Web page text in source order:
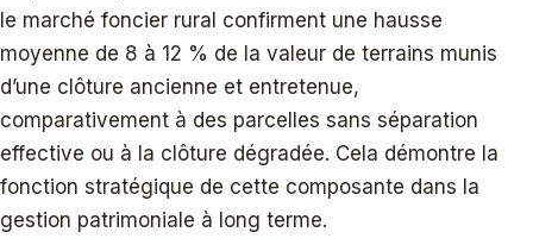
le marché foncier rural confirment une hausse
moyenne de 8 à 12 % de la valeur de terrains munis
d’une clôture ancienne et entretenue,
comparativement à des parcelles sans séparation
effective ou à la clôture dégradée. Cela démontre la
fonction stratégique de cette composante dans la
gestion patrimoniale à long terme.